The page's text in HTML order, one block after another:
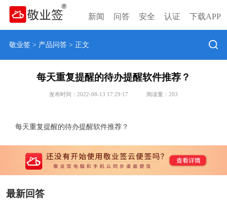
新闻 问答 安全 认证 下载APP
敬业签> 产品问答> 正文
每天重复提醒的待办提醒软件推荐？
发布时间：2022-08-13 17:29:17 阅读量： 203
每天重复提醒的待办提醒软件推荐？
最新回答